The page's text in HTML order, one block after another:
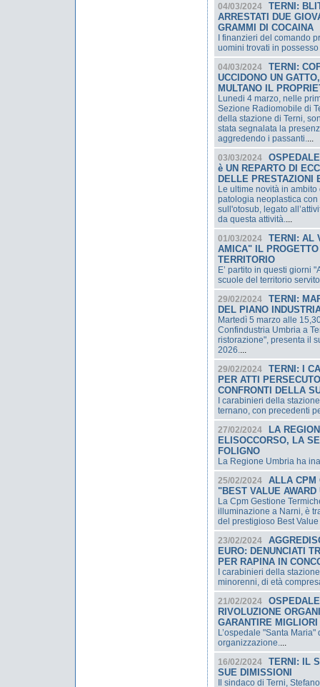
04/03/2024
TERNI:
ARRESTATI DUE
GRAMMI DI COCAINA
I finanzieri del comando
uomini trovati in
04/03/2024
TERNI:
UCCIDONO UN
MULTANO IL
Lunedi 4 marzo, nelle
Sezione Radiomobile di
della stazione di Terni,
stata segnalata la
aggredendo i passanti....
03/03/2024
è UN REPARTO DI
DELLE PRESTAZIONI
Le ultime novità in
patologia neoplastica
sull'otosub, legato
da questa attività....
01/03/2024
TERNI: AL
AMICA" IL
TERRITORIO
E’ partito in questi giorni
scuole del territorio
29/02/2024
TERNI:
DEL PIANO
Martedì 5 marzo alle
Confindustria Umbria a
ristorazione", presenta il
2026....
29/02/2024
TERNI: I
PER ATTI
CONFRONTI DELLA
I carabinieri della
ternano, con precedenti
27/02/2024
LA
ELISOCCORSO, LA
FOLIGNO
La Regione Umbria ha
25/02/2024
ALLA CPM
"BEST VALUE AWARD
La Cpm Gestione
illuminazione a Narni, è
del prestigioso Best
23/02/2024
EURO: DENUNCIATI
PER RAPINA IN
I carabinieri della
minorenni, di età
21/02/2024
RIVOLUZIONE
GARANTIRE
L’ospedale "Santa
organizzazione....
16/02/2024
TERNI: IL
SUE DIMISSIONI
Il sindaco di Terni,